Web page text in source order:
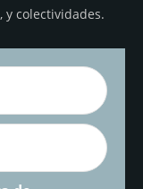
y colectividades.